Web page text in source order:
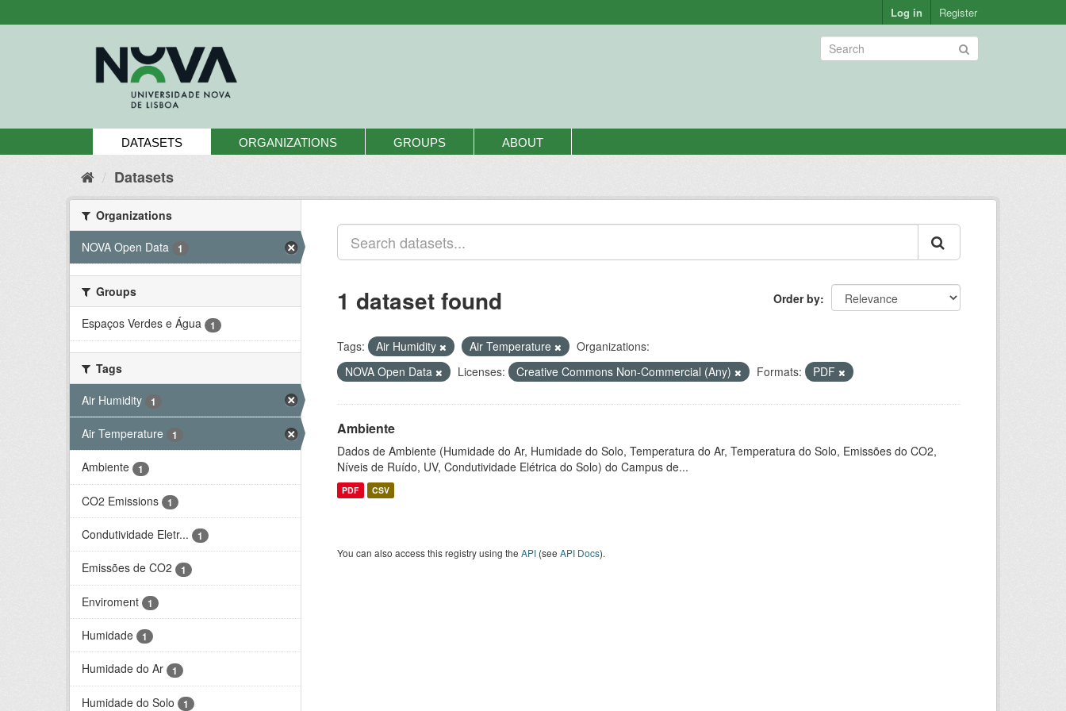
to
Log in Register
DATASETS ORGANIZATIONS GROUPS ABOUT
Datasets
Organizations
NOVA Open Data
1
Groups
Espaços Verdes e Água
1
Tags
Air Humidity
1
Air Temperature 1
Ambiente 1
CO2 Emissions 1
Condutividade Eletr... 1
Emissões de CO2 1
Enviroment 1
Humidade 1
Humidade do Ar 1
Humidade do Solo 1
Order by
1 dataset found
Tags: Air Humidity Air Temperature
Organizations:
NOVA Open Data
Licenses: Creative Commons Non-Commercial (Any) Formats: PDF
Ambiente
Dados de Ambiente (Humidade do Ar, Humidade do Solo, Temperatura do Ar, Temperatura do Solo, Emissões do CO2,
Níveis de Ruído, UV, Condutividade Elétrica do Solo) do Campus de...
PDF CSV
You can also access this registry using the API (see API Docs).